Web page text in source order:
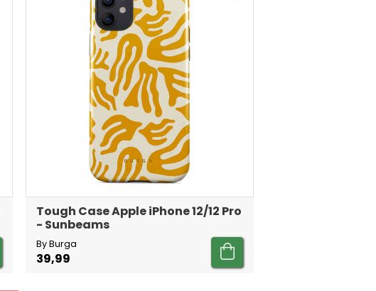
Tough Case Apple iPhone 12/12 Pro
- Sunbeams
By Burga
39,99